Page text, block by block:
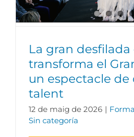
La gran
transforma el
un espectacle de
talent
12 de maig de 2026 |
Sin categoría